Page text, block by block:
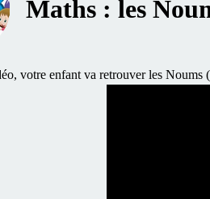
Maths : les
votre enfant va retrouver les